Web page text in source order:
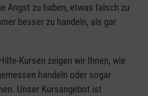
Angst zu haben, etwas falsch zu
besser zu handeln, als gar
Kursen zeigen wir Ihnen, wie
handeln oder sogar
Unser Kursangebot ist